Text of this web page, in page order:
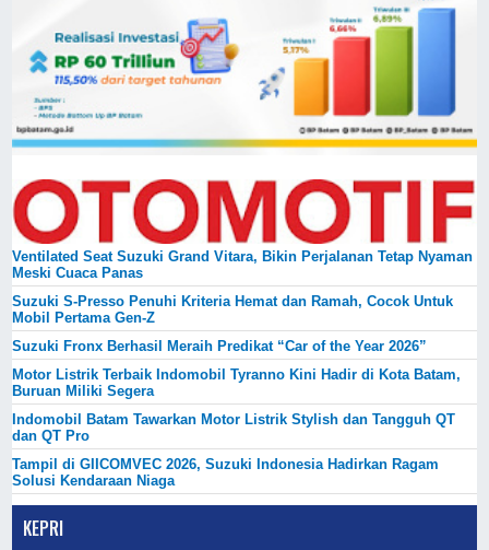
Ventilated Seat Suzuki Grand Vitara, Bikin Perjalanan Tetap Nyaman
Meski Cuaca Panas
Suzuki S-Presso Penuhi Kriteria Hemat dan Ramah, Cocok Untuk
Mobil Pertama Gen-Z
Suzuki Fronx Berhasil Meraih Predikat “Car of the Year 2026”
Motor Listrik Terbaik Indomobil Tyranno Kini Hadir di Kota Batam,
Buruan Miliki Segera
Indomobil Batam Tawarkan Motor Listrik Stylish dan Tangguh QT
dan QT Pro
Tampil di GIICOMVEC 2026, Suzuki Indonesia Hadirkan Ragam
Solusi Kendaraan Niaga
KEPRI